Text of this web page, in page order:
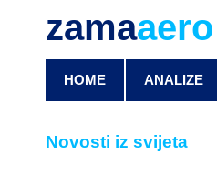
zamaaero
HOME ANALIZE
Novosti iz svijeta